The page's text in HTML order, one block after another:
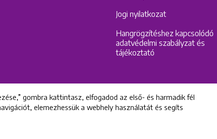
Jogi nyilatkozat
Hangrögzítéshez kapcsolódó
adatvédelmi szabályzat és
tájékoztató
All rights reserved © 2022 Uniklinik Dental and Implant Center
gombra kattintasz, elfogadod az első- és harmadik fél
elemezhessük a webhely használatát és segíts